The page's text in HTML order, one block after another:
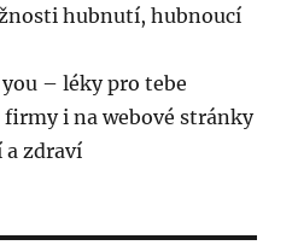
hubnutí, hubnoucí
– léky pro tebe
firmy i na webové stránky
zdraví